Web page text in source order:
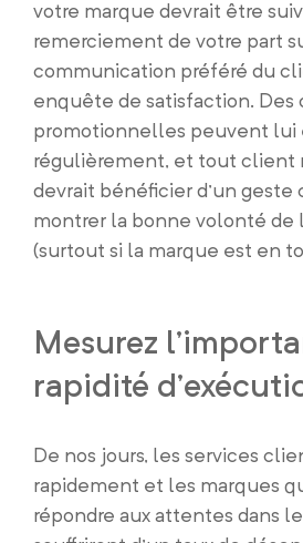
votre marque devrait être
remerciement de votre part
communication préféré du
enquête de satisfaction. Des
promotionnelles peuvent lui
régulièrement, et tout client
devrait bénéficier d’un geste
montrer la bonne volonté de
(surtout si la marque est en
Mesurez
rapidité
De nos jours, les services
rapidement et les marques
répondre aux attentes dans